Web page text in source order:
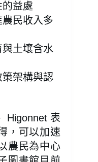
益處
民收入多
土壤含水
架構與認
Higonnet表
，可以加速
農民為中心